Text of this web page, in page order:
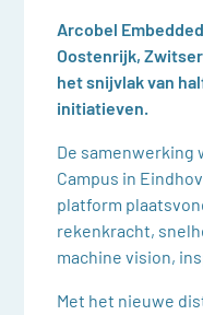
Arcobel
Oostenrijk,
het snijvlak van
initiatieven.
De samenwerking
Campus in
platform
rekenkracht,
machine vision,
Met het nieuwe